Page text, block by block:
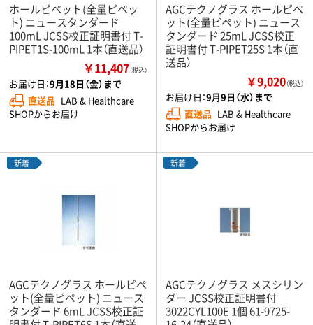
ホールピペット(全量ピペッ
ト) ニュースタンダード
100mL JCSS校正証明書付 T-
PIPET1S-100mL 1本（直送品）
￥11,407（税込）
お届け日：9月18日（金）まで
直送品 LAB & Healthcare
SHOPからお届け
AGCテクノグラス ホールピペ
ット(全量ピペット) ニュース
タンダード 25mL JCSS校正
証明書付 T-PIPET25S 1本（直
送品）
￥9,020（税込）
お届け日：9月9日（水）まで
直送品 LAB & Healthcare
SHOPからお届け
新着
AGCテクノグラス ホールピペ
ット(全量ピペット) ニュース
タンダード 6mL JCSS校正証
新着
AGCテクノグラス メスシリン
ダー JCSS校正証明書付
3022CYL100E 1個 61-9725-